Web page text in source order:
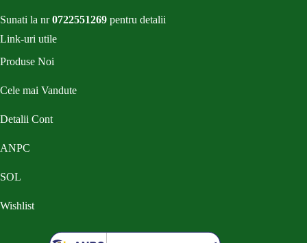
Sunati la nr0722551269 pentru detalii
Link-uri utile
Produse Noi
Cele mai Vandute
Detalii Cont
ANPC
SOL
Wishlist